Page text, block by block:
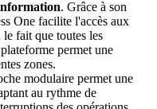
. Grâce à son
One facilite l'accès aux
fait que toutes les
permet une
zones.
modulaire permet une
au rythme de